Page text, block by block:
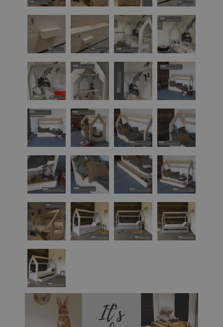
Video